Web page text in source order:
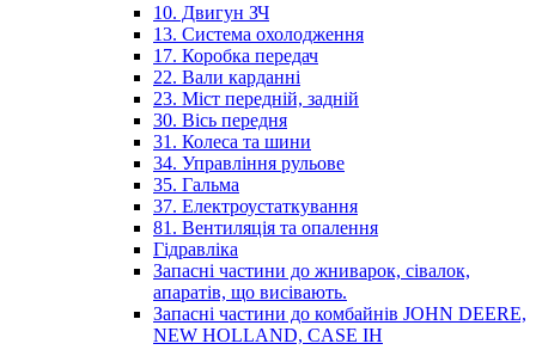
10. Двигун ЗЧ
13. Система охолодження
17. Коробка передач
22. Вали карданні
23. Міст передній, задній
30. Вісь передня
31. Колеса та шини
34. Управління рульове
35. Гальма
37. Електроустаткування
81. Вентиляція та опалення
Гідравліка
Запасні частини до жниварок, сівалок,
апаратів, що висівають.
Запасні частини до комбайнів JOHN DEERE,
NEW HOLLAND, CASE IH